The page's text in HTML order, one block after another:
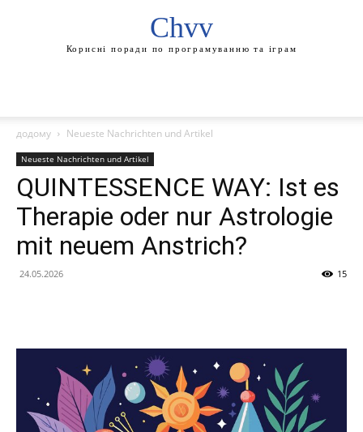
Chvv
Корисні поради по програмуванню та іграм
додому Neueste Nachrichten und Artikel
Neueste Nachrichten und Artikel
QUINTESSENCE WAY: Ist es
Therapie oder nur Astrologie
mit neuem Anstrich?
24.05.2026 15